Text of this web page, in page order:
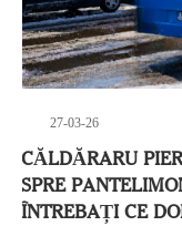
27-03-26
CĂLDĂRARU
SPRE
ÎNTREBAȚI CE